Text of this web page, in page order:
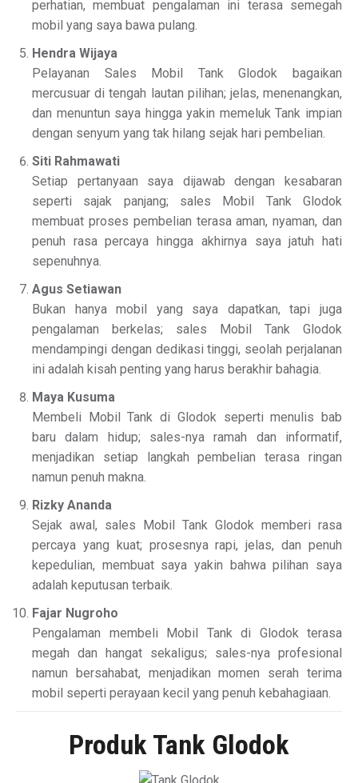
perhatian, membuat pengalaman ini terasa semegah
mobil yang saya bawa pulang.
Hendra Wijaya
Pelayanan Sales Mobil Tank Glodok bagaikan
mercusuar di tengah lautan pilihan; jelas, menenangkan,
dan menuntun saya hingga yakin memeluk Tank impian
dengan senyum yang tak hilang sejak hari pembelian.
Siti Rahmawati
Setiap pertanyaan saya dijawab dengan kesabaran
seperti sajak panjang; sales Mobil Tank Glodok
membuat proses pembelian terasa aman, nyaman, dan
penuh rasa percaya hingga akhirnya saya jatuh hati
sepenuhnya.
Agus Setiawan
Bukan hanya mobil yang saya dapatkan, tapi juga
pengalaman berkelas; sales Mobil Tank Glodok
mendampingi dengan dedikasi tinggi, seolah perjalanan
ini adalah kisah penting yang harus berakhir bahagia.
Maya Kusuma
Membeli Mobil Tank di Glodok seperti menulis bab
baru dalam hidup; sales-nya ramah dan informatif,
menjadikan setiap langkah pembelian terasa ringan
namun penuh makna.
Rizky Ananda
Sejak awal, sales Mobil Tank Glodok memberi rasa
percaya yang kuat; prosesnya rapi, jelas, dan penuh
kepedulian, membuat saya yakin bahwa pilihan saya
adalah keputusan terbaik.
Fajar Nugroho
Pengalaman membeli Mobil Tank di Glodok terasa
megah dan hangat sekaligus; sales-nya profesional
namun bersahabat, menjadikan momen serah terima
mobil seperti perayaan kecil yang penuh kebahagiaan.
Produk Tank Glodok